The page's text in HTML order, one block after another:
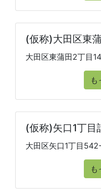
(仮称)大田区東
大田区東蒲田2丁目
も
(仮称)矢口1丁目
大田区矢口1丁目
も